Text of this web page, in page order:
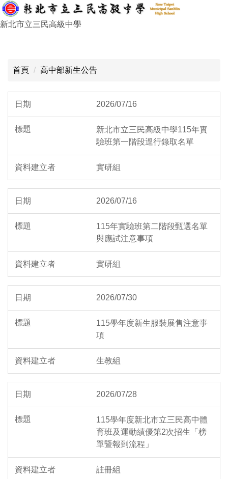
跳
到
新北市立三民高級中學
首頁 高中部新生公告
2026/07/16
新北市立三民高級中學115年實
驗班第一階段逕行錄取名單
實研組
2026/07/16
115年實驗班第二階段甄選名單
與應試注意事項
實研組
2026/07/30
115學年度新生服裝展售注意事
項
生教組
2026/07/28
115學年度新北市立三民高中體
育班及運動績優第2次招生「榜
單暨報到流程」
註冊組